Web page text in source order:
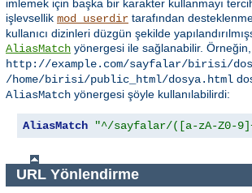
imlemek için başka bir karakter kullanmayı
işlevsellik mod_userdir tarafından
kullanıcı dizinleri düzgün şekilde
AliasMatch yönergesi ile sağlanabilir. Örneğin,
http://example.com/sayfalar/birisi/
/home/birisi/public_html/dosya.html
AliasMatch yönergesi şöyle kullanılabilirdi:
AliasMatch "^/sayfalar/([a-zA-Z0-
URL Yönlendirme